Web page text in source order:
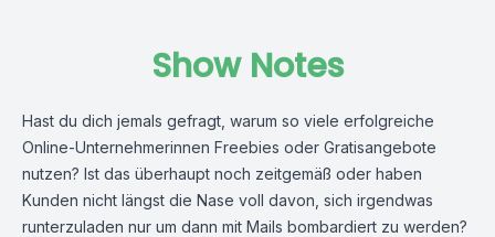
Show Notes
Hast du dich jemals gefragt, warum so viele erfolgreiche
Online-Unternehmerinnen Freebies oder Gratisangebote
nutzen? Ist das überhaupt noch zeitgemäß oder haben
Kunden nicht längst die Nase voll davon, sich irgendwas
runterzuladen nur um dann mit Mails bombardiert zu werden?